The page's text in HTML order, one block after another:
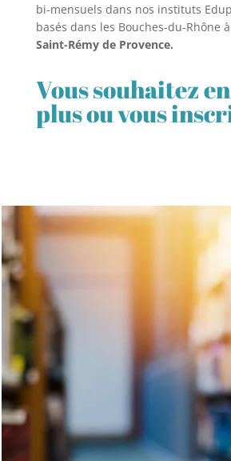
bi-mensuels dans nos instituts
basés dans les Bouches-du-Rhône à
Saint-Rémy de Provence.
Vous souhaitez
plus ou vous